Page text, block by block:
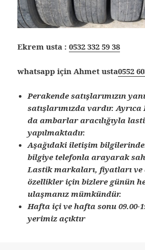
Ekrem usta :0532 332 59 38
whatsapp için Ahmet usta0552
Perakende satışlarımızın
satışlarımızda vardır.
da ambarlar aracılığıyla
yapılmaktadır.
Aşağıdaki iletişim
bilgiye telefonla arayarak
Lastik markaları, fiyatları
özellikler için bizlere günün
ulaşmanız mümkündür.
Hafta içi ve hafta sonu 09.00-
yerimiz açıktır